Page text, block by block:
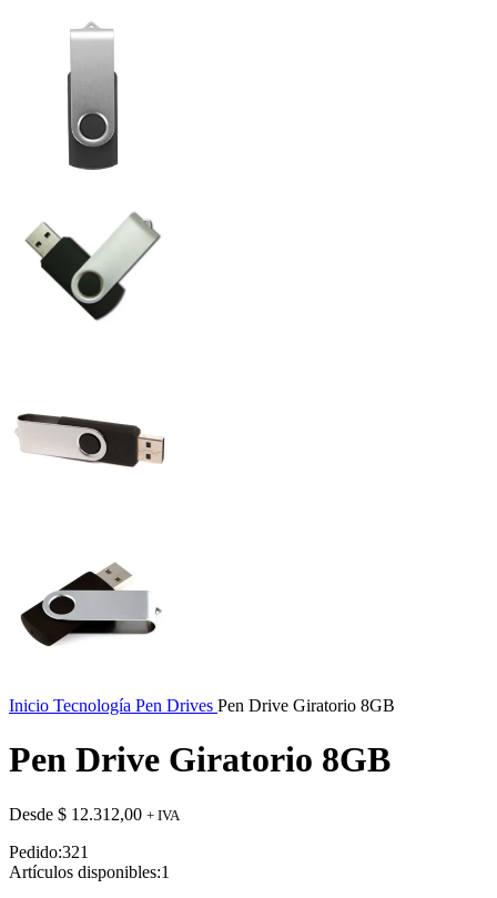
Inicio Tecnología Pen Drives Pen Drive Giratorio 8GB
Pen Drive Giratorio 8GB
Desde $ 12.312,00 + IVA
Pedido:321
Artículos disponibles:1